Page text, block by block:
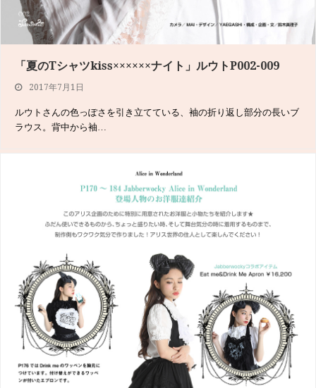
「夏のTシャツkiss××××××ナイト」ルウトP002-009
2017年7月1日
ルウトさんの色っぽさを引き立てている、袖の折り返し部分の長いブ
ラウス。背中から袖…